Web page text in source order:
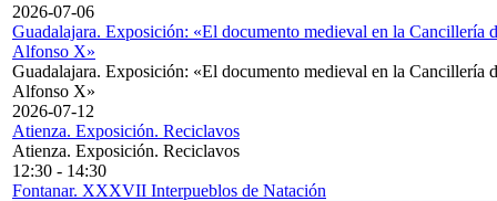
2026-07-06
Guadalajara. Exposición: «El documento medieval en la Cancillería
Alfonso X»
Guadalajara. Exposición: «El documento medieval en la Cancillería
Alfonso X»
2026-07-12
Atienza. Exposición. Reciclavos
Atienza. Exposición. Reciclavos
12:30 - 14:30
Fontanar. XXXVII Interpueblos de Natación